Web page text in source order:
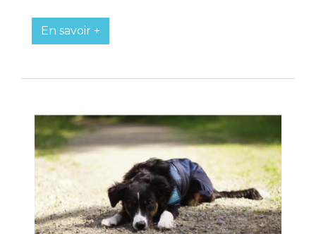
En savoir +